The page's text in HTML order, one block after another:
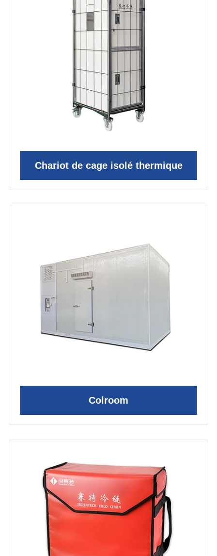
Chariot de cage isolé thermique
Colroom